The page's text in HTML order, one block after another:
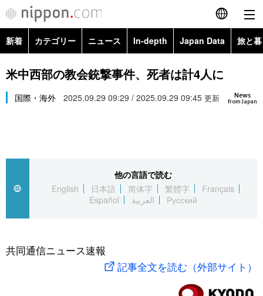
English
简体字
繁體字
العربية
社会
旅と暮らし
新着 カテゴリー ニュース In-depth Japan Data 旅と
政治・外交
経済・ビジネス
社会
文化
科学・技術
暮らし
Topics
Images
お知らせ
米中西部の教会銃撃事件、死者は計4人に
News
from Japan
国際・海外 2025.09.29 09:29 / 2025.09.29 09:45 更新
他の言語で読む
English
日本語 简体字 繁體字
Français
Español
العربية Русский
共同通信ニュース速報
記事全文を読む（外部サイト）